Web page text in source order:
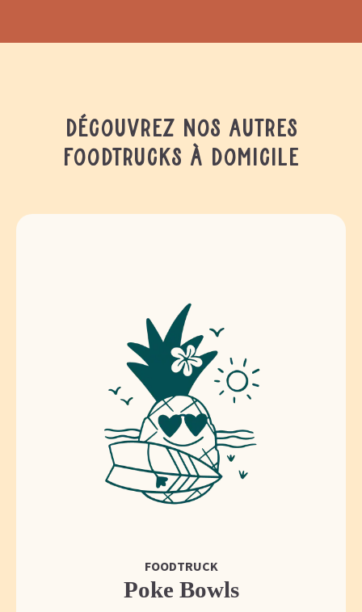
Découvrez nos autres
foodtrucks à domicile
FOODTRUCK
Poke Bowls